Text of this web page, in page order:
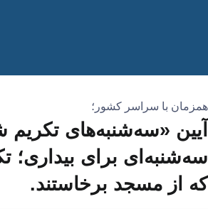
همزمان با سراسر کشور؛
آیین «سه‌شنبه‌های تکریم
سه‌شنبه‌ای برای بیداری؛
که از مسجد برخاستند.